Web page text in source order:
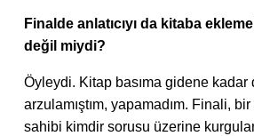
Finalde anlatıcıyı da kitaba
değil miydi?
Öyleydi. Kitap basıma gidene kadar
arzulamıştım, yapamadım. Finali, bir
sahibi kimdir sorusu üzerine